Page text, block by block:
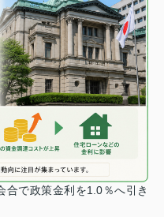
合で政策金利を1.0％へ引き